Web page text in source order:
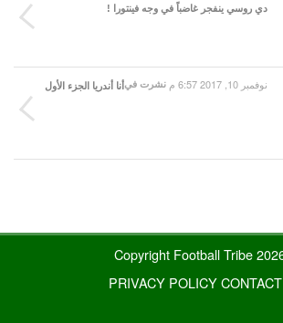
دي روسي ينفجر غاضباً في وجه فينتورا !
نشرت في نوفمبر 10, 2017 6:57 م أنا أندريا الجزء الأول
CONTACT
PRIVACY POLICY